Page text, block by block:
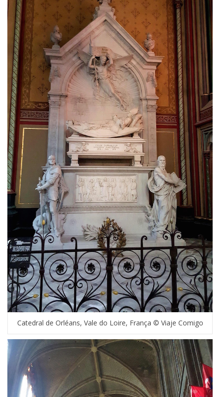
Catedral de Orléans, Vale do Loire, França © Viaje Comigo